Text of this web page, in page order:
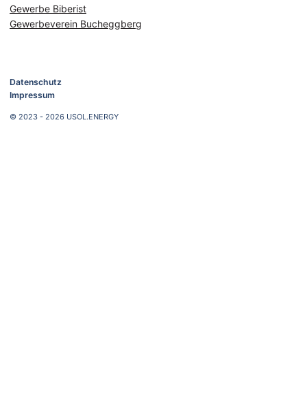
Gewerbe Biberist
Gewerbeverein Bucheggberg
Navigation
überspringen
Datenschutz
Impressum
© 2023 - 2026 USOL.ENERGY